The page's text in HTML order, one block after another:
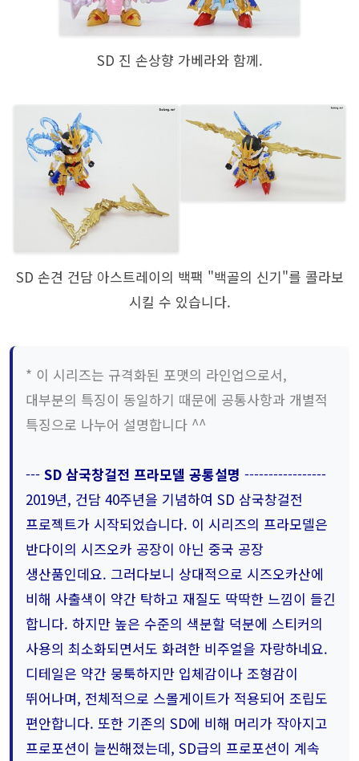
SD 진 손상향 가베라와 함께.
SD 손견 건담 아스트레이의 백팩 "백골의 신기"를 콜라보
시킬 수 있습니다.
* 이 시리즈는 규격화된 포맷의 라인업으로서,
대부분의 특징이 동일하기 때문에 공통사항과 개별적
특징으로 나누어 설명합니다 ^^
--- SD 삼국창걸전 프라모델 공통설명 -----------------
2019년, 건담 40주년을 기념하여 SD 삼국창걸전
프로젝트가 시작되었습니다. 이 시리즈의 프라모델은
반다이의 시즈오카 공장이 아닌 중국 공장
생산품인데요. 그러다보니 상대적으로 시즈오카산에
비해 사출색이 약간 탁하고 재질도 딱딱한 느낌이 들긴
합니다. 하지만 높은 수준의 색분할 덕분에 스티커의
사용의 최소화되면서도 화려한 비주얼을 자랑하네요.
디테일은 약간 뭉툭하지만 입체감이나 조형감이
뛰어나며, 전체적으로 스몰게이트가 적용되어 조립도
편안합니다. 또한 기존의 SD에 비해 머리가 작아지고
프로포션이 늘씬해졌는데, SD급의 프로포션이 계속